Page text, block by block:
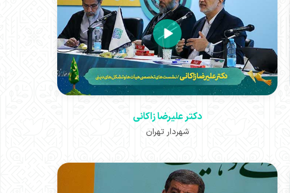
دکتر علیرضا زاکانی
شهردار تهران